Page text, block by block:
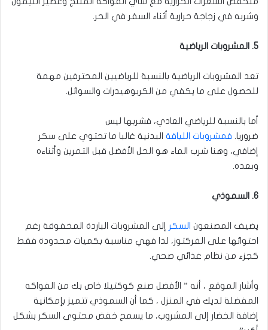
وشربه في زجاجة حرارية أثناء السفر في الحر.
5. المشروبات الرياضية
تعد المشروبات الرياضية بالنسبة للرياضيين المحترفين مهمة
للحصول على ما يكفي من الكربوهيدرات والسوائل.
أما بالنسبة للرياضي العادي، فشربها ليس
ضروريا. فمشروبات اللياقة البدنية غالبا ما تحتوي على سكر
إضافي، وهنا شرب الماء هو الحل الأفضل قبل التمرين وأثناءه
وبعده.
6. السموذي
يضيف المصنعون السكر إلى المشروبات الباردة المخفوقة رغم
احتوائها على الفركتوز، لذا فهي مناسبة بكميات محدودة فقط
كجزء من نظام غذائي صحي.
وأشار الموقع ، أنه ” الأفضل صنع كوكتيلا خاص بك من الفواكه
المفضلة لديك في المنزل ، كما أن السموذي تتميز بإمكانية
إضافة الخضار إلى المشروب، ما يسمح خفض محتوى السكر بشكل